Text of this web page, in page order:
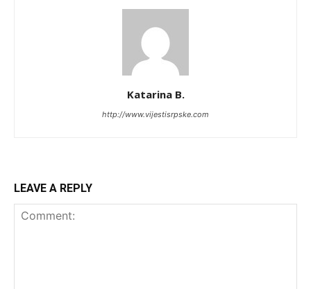
Katarina B.
http://www.vijestisrpske.com
LEAVE A REPLY